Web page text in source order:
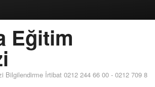
Eğitim
Bilgilendirme İrtibat 0212 244 66 00 - 0212 709 8